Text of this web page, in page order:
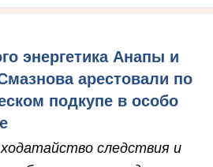
энергетика Анапы и
арестовали по
подкупе в особо
следствия и